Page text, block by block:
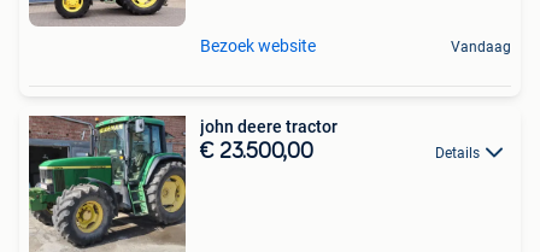
Bezoek website Vandaag
john deere tractor
€ 23.500,00 Details